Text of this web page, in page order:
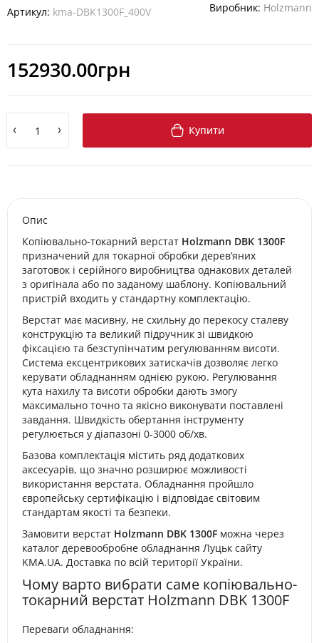
Артикул: kma-DBK1300F_400V Виробник: Holzmann
152930.00грн
Купити
Опис
Копіювально-токарний верстат Holzmann DBK 1300F
призначений для токарної обробки дерев’яних
заготовок і серійного виробництва однакових деталей
з оригінала або по заданому шаблону. Копіювальний
пристрій входить у стандартну комплектацію.
Верстат має масивну, не схильну до перекосу сталеву
конструкцію та великий підручник зі швидкою
фіксацією та безступінчатим регулюванням висоти.
Система ексцентрикових затискачів дозволяє легко
керувати обладнанням однією рукою. Регулювання
кута нахилу та висоти обробки дають змогу
максимально точно та якісно виконувати поставлені
завдання. Швидкість обертання інструменту
регулюється у діапазоні 0-3000 об/хв.
Базова комплектація містить ряд додаткових
аксесуарів, що значно розширює можливості
використання верстата. Обладнання пройшло
європейську сертифікацію і відповідає світовим
стандартам якості та безпеки.
Замовити верстат Holzmann DBK 1300F можна через
каталог деревообробне обладнання Луцьк сайту
KMA.UA. Доставка по всій території України.
Чому варто вибрати саме копіювально-
токарний верстат Holzmann DBK 1300F
Переваги обладнання: